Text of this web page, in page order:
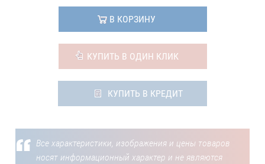
В КОРЗИНУ
КУПИТЬ В ОДИН КЛИК
КУПИТЬ В КРЕДИТ
Все характеристики, изображения и цены товаров
носят информационный характер и не являются